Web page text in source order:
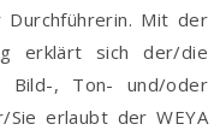
Durchführerin. Mit der
erklärt sich der/die
Bild-, Ton- und/oder
Sie erlaubt der WEYA